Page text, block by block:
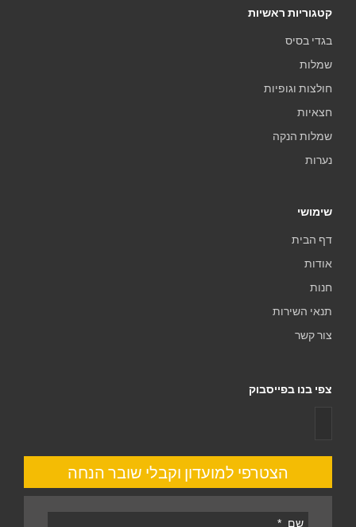
קטגוריות ראשיות
בגדי בסיס
שמלות
חולצות וגופיות
חצאיות
שמלות הנקה
נערות
שימושי
דף הבית
אודות
חנות
תנאי השירות
צור קשר
צפי בנו בפייסבוק
הצטרפי למועדון וקבלי שובר הנחה